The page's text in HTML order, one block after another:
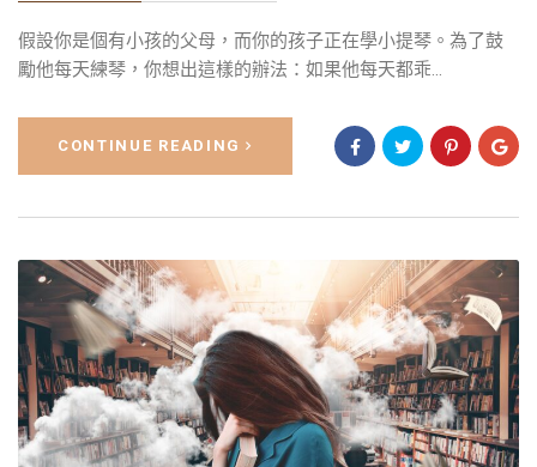
假設你是個有小孩的父母，而你的孩子正在學小提琴。為了鼓
勵他每天練琴，你想出這樣的辦法：如果他每天都乖...
CONTINUE READING